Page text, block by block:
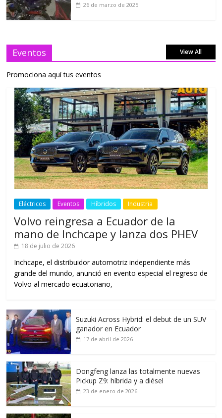
26 de marzo de 2025
Eventos View All
Promociona aquí tus eventos
Eléctricos Eventos Híbridos Industria
Volvo reingresa a Ecuador de la
mano de Inchcape y lanza dos PHEV
18 de julio de 2026
Inchcape, el distribuidor automotriz independiente más
grande del mundo, anunció en evento especial el regreso de
Volvo al mercado ecuatoriano,
Suzuki Across Hybrid: el debut de un SUV
ganador en Ecuador
17 de abril de 2026
Dongfeng lanza las totalmente nuevas
Pickup Z9: híbrida y a diésel
23 de enero de 2026